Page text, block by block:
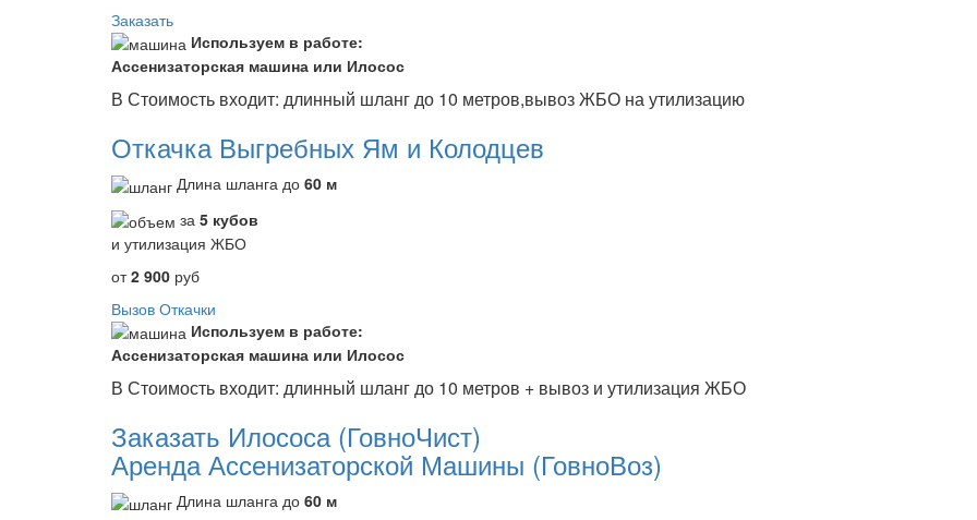
Заказать
Используем в работе:
Ассенизаторская машина или Илосос
В Стоимость входит: длинный шланг до 10 метров,вывоз ЖБО на утилизацию
Откачка Выгребных Ям и Колодцев
Длина шланга до 60 м
за 5 кубов
и утилизация ЖБО
от2 900 руб
Вызов Откачки
Используем в работе:
Ассенизаторская машина или Илосос
В Стоимость входит: длинный шланг до 10 метров + вывоз и утилизация ЖБО
Заказать Илососа (ГовноЧист)
Аренда Ассенизаторской Машины (ГовноВоз)
Длина шланга до 60 м